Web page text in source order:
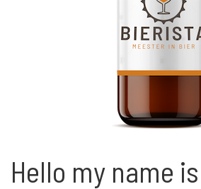
Hello my name